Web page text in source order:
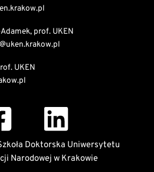
prof. UKEN
UKEN
Doktorska Uniwersytetu
Narodowej w Krakowie